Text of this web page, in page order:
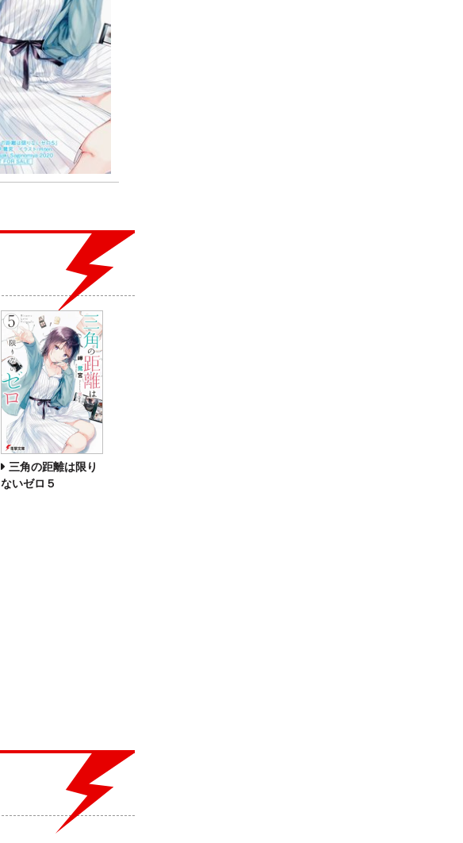
三角の距離は限り
ないゼロ５